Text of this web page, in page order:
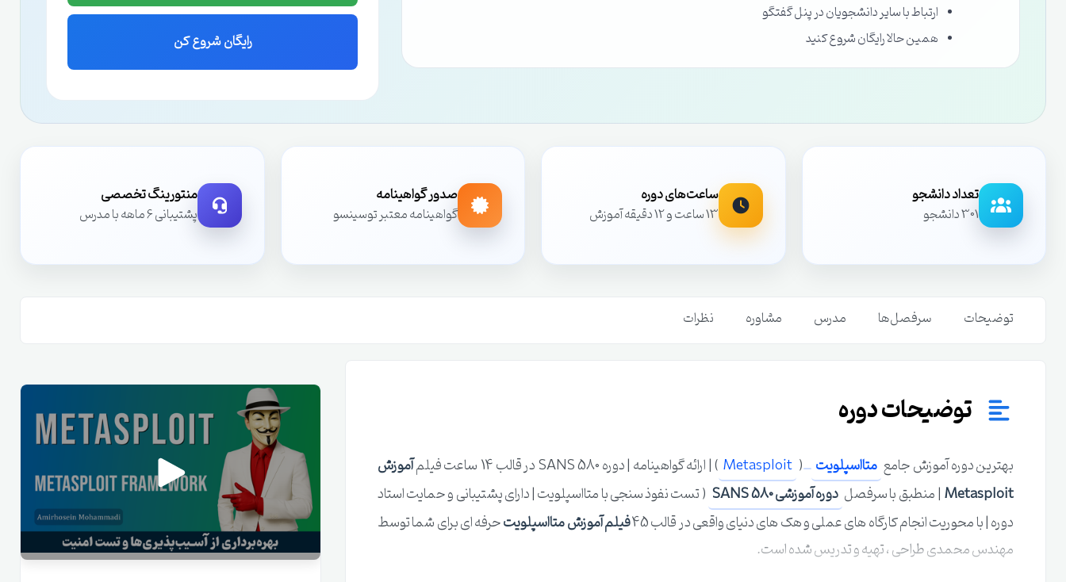
رایگان شروع کن
ارتباط با سایر دانشجویان در پنل گفتگو
همین حالا رایگان شروع کنید
تعداد دانشجو
301 دانشجو
ساعت‌های دوره
13 ساعت و 12 دقیقه آموزش
صدور گواهینامه
گواهینامه معتبر توسینسو
منتورینگ تخصصی
پشتیبانی 6 ماهه با مدرس
توضیحات سرفصل‌ها مدرس مشاوره نظرات
توضیحات دوره
بهترین دوره آموزش جامع متااسپلویت (
Metasploit ) | ارائه گواهینامه | دوره SANS 580 در قالب 14 ساعت فیلم
آموزش
Metasploit | منطبق با سرفصل دوره آموزشی SANS 580
( تست نفوذ سنجی با متااسپلویت | دارای پشتیبانی و حمایت استاد
دوره | با محوریت انجام کارگاه های عملی و هک های دنیای واقعی در قالب 45
فیلم آموزش متااسپلویتحرفه ای برای شما توسط
مهندس محمدی طراحی ، تهیه و تدریس شده است.